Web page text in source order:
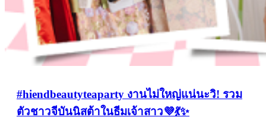
#hiendbeautyteaparty งานไม่ใหญ่แน่นะวิ! รวม
ตัวชาวจีบันนิสต้าในธีมเจ้าสาว💜💃✨